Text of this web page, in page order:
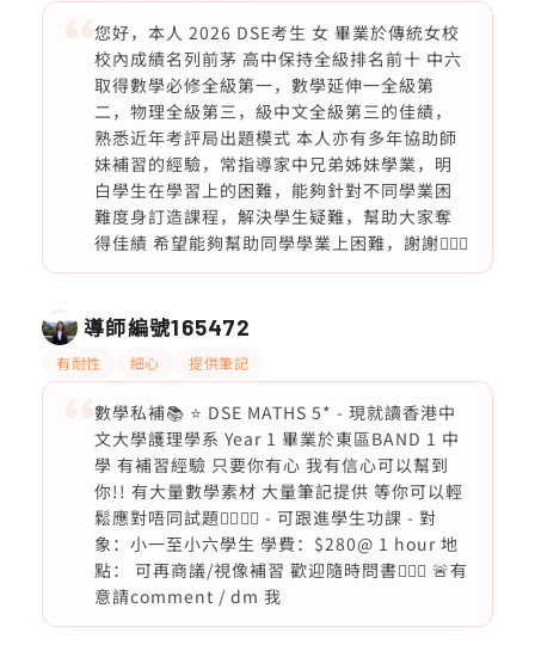
您好，本人 2026 DSE考生 女 畢業於傳統女校
校內成績名列前茅 高中保持全級排名前十 中六
取得數學必修全級第一，數學延伸一全級第
二，物理全級第三，級中文全級第三的佳績，
熟悉近年考評局出題模式 本人亦有多年協助師
妹補習的經驗，常指導家中兄弟姊妹學業，明
白學生在學習上的困難，能夠針對不同學業困
難度身訂造課程，解決學生疑難，幫助大家奪
得佳績 希望能夠幫助同學學業上困難，謝謝🙇🏻‍♀️
導師編號165472
有耐性 細心 提供筆記
數學私補📚 ⭐️ DSE MATHS 5* - 現就讀香港中
文大學護理學系 Year 1 畢業於東區BAND 1 中
學 有補習經驗 只要你有心 我有信心可以幫到
你!! 有大量數學素材 大量筆記提供 等你可以輕
鬆應對唔同試題❤️‍🔥❤️‍🔥 - 可跟進學生功課 - 對
象：小一至小六學生 學費：$280@ 1 hour 地
點： 可再商議/視像補習 歡迎隨時問書🙆🏻‍♀️ 🚨有
意請comment / dm 我